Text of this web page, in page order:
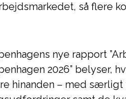
så flere
nye rapport
2026” belyser,
hinanden – med